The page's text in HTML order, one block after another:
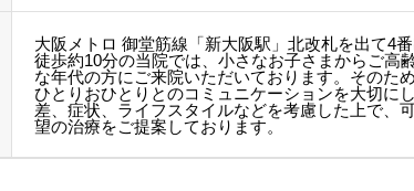
大阪メトロ 御堂筋線「新大阪駅」北改札を出て4
徒歩約10分の当院では、小さなお子さまからご高
な年代の方にご来院いただいております。そのた
ひとりおひとりとのコミュニケーションを大切に
差、症状、ライフスタイルなどを考慮した上で、
望の治療をご提案しております。